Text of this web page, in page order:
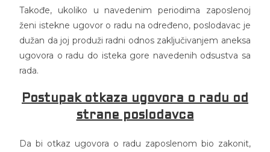
Takođe, ukoliko u navedenim periodima zaposlenoj
ženi istekne ugovor o radu na određeno, poslodavac je
dužan da joj produži radni odnos zaključivanjem aneksa
ugovora o radu do isteka gore navedenih odsustva sa
rada.
Postupak otkaza ugovora o radu od
strane poslodavca
Da bi otkaz ugovora o radu zaposlenom bio zakonit,